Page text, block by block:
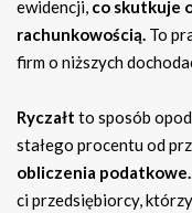
ewidencji, co skutkuje
rachunkowością. To
firm o niższych
Ryczałt to sposób
stałego procentu od
obliczenia podatkowe.
ci przedsiębiorcy,